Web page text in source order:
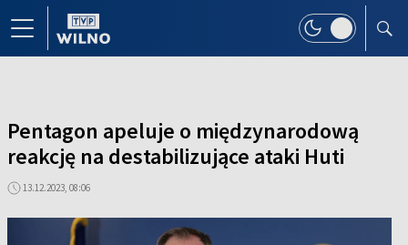
Pentagon apeluje o międzynarodową
reakcję na destabilizujące ataki Huti
13.12.2023, 08:06